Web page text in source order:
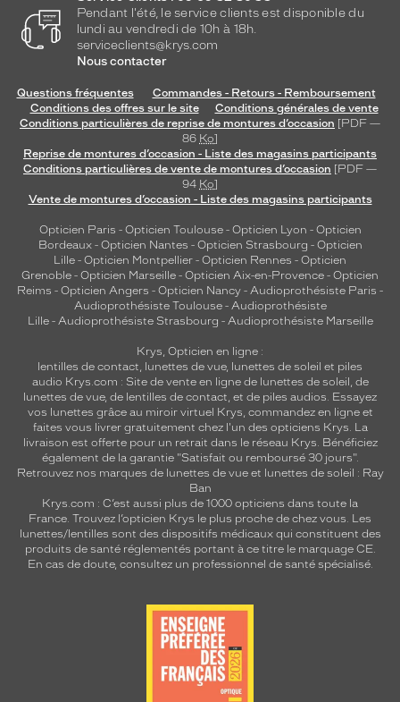
Pendant l'été, le service clients est disponible du
lundi au vendredi de 10h à 18h.
serviceclients@krys.com
Nous contacter
Questions fréquentes
Commandes - Retours - Remboursement
Conditions des offres sur le site
Conditions générales de vente
Conditions particulières de reprise de montures d’occasion [PDF —
86 Ko]
Reprise de montures d’occasion - Liste des magasins participants
Conditions particulières de vente de montures d’occasion [PDF —
94 Ko]
Vente de montures d’occasion - Liste des magasins participants
Opticien Paris - Opticien Toulouse- Opticien Lyon - Opticien
Bordeaux- Opticien Nantes - Opticien Strasbourg - Opticien
Lille - Opticien Montpellier - Opticien Rennes - Opticien
Grenoble - Opticien Marseille - Opticien Aix-en-Provence - Opticien
Reims - Opticien Angers - Opticien Nancy - Audioprothésiste Paris -
Audioprothésiste Toulouse- Audioprothésiste
Lille- Audioprothésiste Strasbourg - Audioprothésiste Marseille
Krys, Opticien en ligne :
lentilles de contact lunettes de vue, lunettes de soleil et piles
audio Krys.com : Site de vente en ligne de lunettes de soleil, de
lunettes de vue, de lentilles de contact , et de piles audios. Essayez
vos lunettes grâce au miroir virtuel Krys, commandez en ligne et
faites vous livrer gratuitement chez l'un des opticiens Krys. La
livraison est offerte pour un retrait dans le réseau Krys. Bénéficiez
également de la garantie "Satisfait ou remboursé 30 jours".
Retrouvez nos marques de lunettes de vue et lunettes de soleil : Ray
Ban
Krys.com : C’est aussi plus de 1000 opticiens dans toute la
France. Trouvez l’opticien Krys le plus proche de chez vous . Les
lunettes/lentilles sont des dispositifs médicaux qui constituent des
produits de santé réglementés portant à ce titre le marquage CE.
En cas de doute, consultez un professionnel de santé spécialisé.